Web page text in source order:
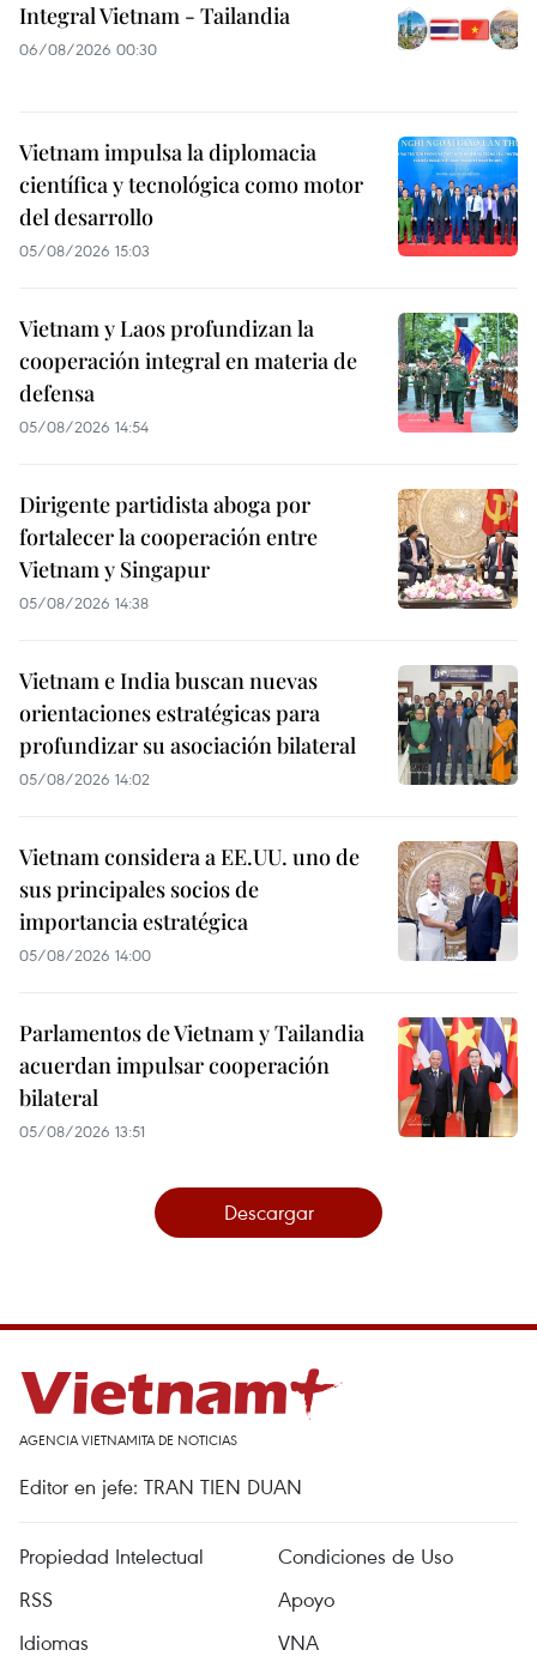
Integral Vietnam - Tailandia
06/08/2026 00:30
Vietnam impulsa la diplomacia
científica y tecnológica como motor
del desarrollo
05/08/2026 15:03
Vietnam y Laos profundizan la
cooperación integral en materia de
defensa
05/08/2026 14:54
Dirigente partidista aboga por
fortalecer la cooperación entre
Vietnam y Singapur
05/08/2026 14:38
Vietnam e India buscan nuevas
orientaciones estratégicas para
profundizar su asociación bilateral
05/08/2026 14:02
Vietnam considera a EE.UU. uno de
sus principales socios de
importancia estratégica
05/08/2026 14:00
Parlamentos de Vietnam y Tailandia
acuerdan impulsar cooperación
bilateral
05/08/2026 13:51
Descargar
AGENCIA VIETNAMITA DE NOTICIAS
Editor en jefe: TRAN TIEN DUAN
Propiedad Intelectual
Condiciones de Uso
RSS
Apoyo
Idiomas
VNA